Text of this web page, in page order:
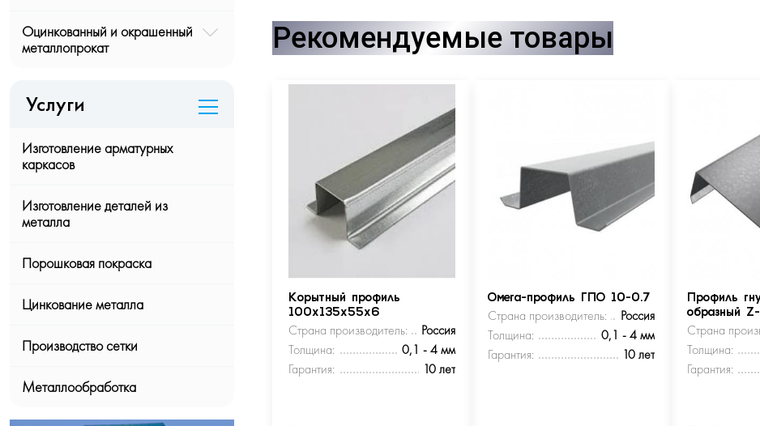
Оцинкованный и окрашенный
металлопрокат
Услуги
Изготовление арматурных
каркасов
Изготовление деталей из
металла
Порошковая покраска
Цинкование металла
Производство сетки
Металлообработка
Рекомендуемые товары
Корытный профиль
100х135х55х6
Страна производитель:
Россия
Толщина:
0,1 - 4 мм
Гарантия:
10 лет
Омега-профиль ГПО 10-0.7
Страна производитель:
Россия
Толщина:
0,1 - 4 мм
Гарантия:
10 лет
Профиль
образный
Страна
Толщина:
Гарантия: